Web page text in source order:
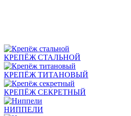
КРЕПЁЖ СТАЛЬНОЙ
КРЕПЁЖ ТИТАНОВЫЙ
КРЕПЁЖ СЕКРЕТНЫЙ
НИППЕЛИ